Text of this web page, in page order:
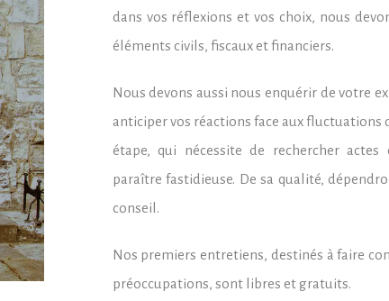
dans vos réflexions et vos choix, nous
éléments civils, fiscaux et financiers.
Nous devons aussi nous enquérir de votre
anticiper vos réactions face aux fluctuations
étape, qui nécessite de rechercher
paraître fastidieuse. De sa qualité,
conseil.
Nos premiers entretiens, destinés à faire
préoccupations, sont libres et gratuits.